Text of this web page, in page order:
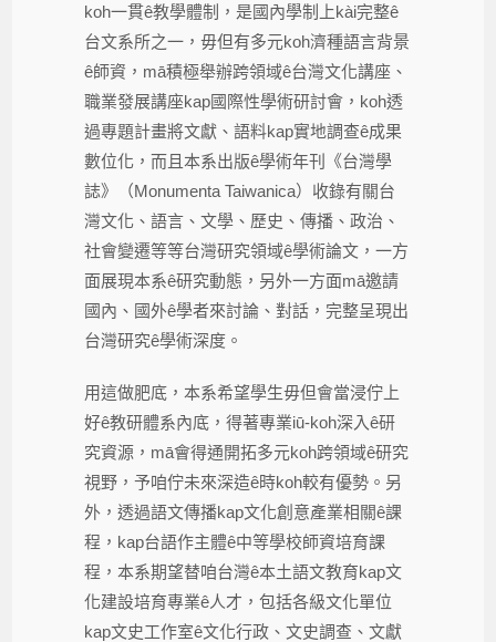
koh一貫ê教學體制，是國內學制上kài完整ê
台文系所之一，毋但有多元koh濟種語言背景
ê師資，mā積極舉辦跨領域ê台灣文化講座、
職業發展講座kap國際性學術研討會，koh透
過專題計畫將文獻、語料kap實地調查ê成果
數位化，而且本系出版ê學術年刊《台灣學
誌》（Monumenta Taiwanica）收錄有關台
灣文化、語言、文學、歷史、傳播、政治、
社會變遷等等台灣研究領域ê學術論文，一方
面展現本系ê研究動態，另外一方面mā邀請
國內、國外ê學者來討論、對話，完整呈現出
台灣研究ê學術深度。
用這做肥底，本系希望學生毋但會當浸佇上
好ê教研體系內底，得著專業iū-koh深入ê研
究資源，mā會得通開拓多元koh跨領域ê研究
視野，予咱佇未來深造ê時koh較有優勢。另
外，透過語文傳播kap文化創意產業相關ê課
程，kap台語作主體ê中等學校師資培育課
程，本系期望替咱台灣ê本土語文教育kap文
化建設培育專業ê人才，包括各級文化單位
kap文史工作室ê文化行政、文史調查、文獻